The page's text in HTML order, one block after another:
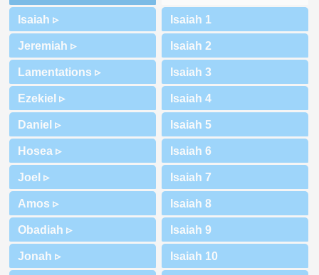
Isaiah ▹
Jeremiah ▹
Lamentations ▹
Ezekiel ▹
Daniel ▹
Hosea ▹
Joel ▹
Amos ▹
Obadiah ▹
Jonah ▹